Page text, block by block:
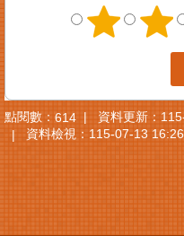
點閱數：614 資料更新：
資料檢視：115-07-13 16:26